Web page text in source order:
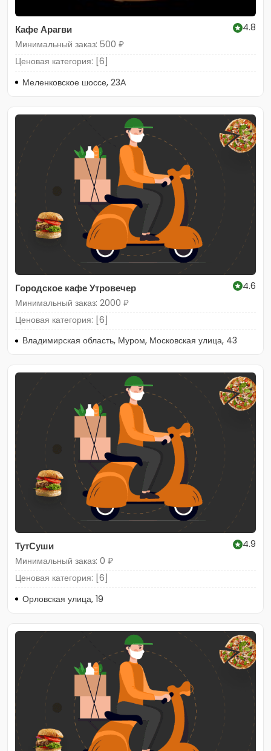
Кафе Арагви
4.8
Минимальный заказ: 500 ₽
Ценовая категория: [6]
Меленковское шоссе, 23А
Городское кафе Утровечер
4.6
Минимальный заказ: 2000 ₽
Ценовая категория: [6]
Владимирская область, Муром, Московская улица, 43
ТутСуши
4.9
Минимальный заказ: 0 ₽
Ценовая категория: [6]
Орловская улица, 19